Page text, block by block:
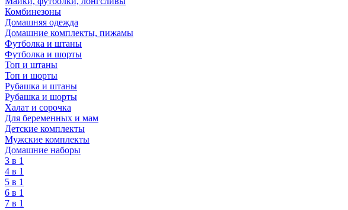
Комбинезоны
Домашняя одежда
Домашние комплекты, пижамы
Футболка и штаны
Футболка и шорты
Топ и штаны
Топ и шорты
Рубашка и штаны
Рубашка и шорты
Халат и сорочка
Для беременных и мам
Детские комплекты
Мужские комплекты
Домашние наборы
3 в 1
4 в 1
5 в 1
6 в 1
7 в 1